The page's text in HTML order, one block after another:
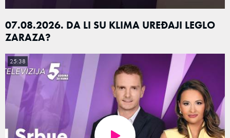
07.08.2026. DA LI SU KLIMA UREĐAJI LEGLO
ZARAZA?
25:38